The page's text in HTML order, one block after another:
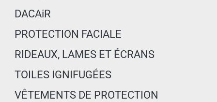
DACAiR
PROTECTION FACIALE
RIDEAUX, LAMES ET ÉCRANS
TOILES IGNIFUGÉES
VÊTEMENTS DE PROTECTION